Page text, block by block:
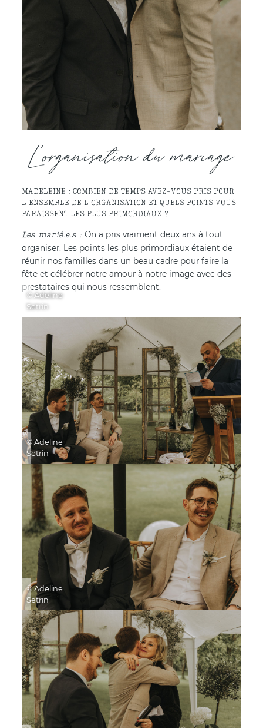
L'organisation du mariage
MADELEINE : COMBIEN DE TEMPS AVEZ-VOUS PRIS POUR
L'ENSEMBLE DE L'ORGANISATION ET QUELS POINTS VOUS
PARAISSENT LES PLUS PRIMORDIAUX ?
On a pris vraiment deux ans à tout
organiser. Les points les plus primordiaux étaient de
réunir nos familles dans un beau cadre pour faire la
fête et célébrer notre amour à notre image avec des
prestataires qui nous ressemblent.
© Adeline
Setrin
© Adeline
Setrin
© Adeline
Setrin